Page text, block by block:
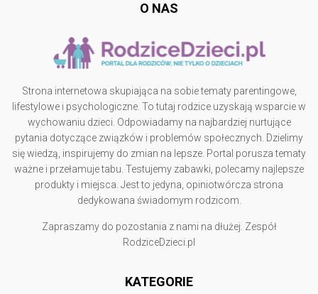
O NAS
Strona internetowa skupiająca na sobie tematy parentingowe,
lifestylowe i psychologiczne. To tutaj rodzice uzyskają wsparcie w
wychowaniu dzieci. Odpowiadamy na najbardziej nurtujące
pytania dotyczące związków i problemów społecznych. Dzielimy
się wiedzą, inspirujemy do zmian na lepsze. Portal porusza tematy
ważne i przełamuje tabu. Testujemy zabawki, polecamy najlepsze
produkty i miejsca. Jest to jedyna, opiniotwórcza strona
dedykowana świadomym rodzicom.
Zapraszamy do pozostania z nami na dłużej. Zespół
RodziceDzieci.pl
KATEGORIE